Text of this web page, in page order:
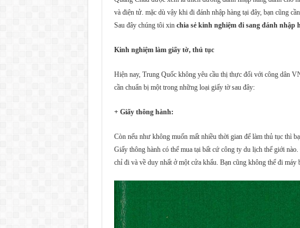
và điện tử. mặc dù vậy khi đi đánh nhập hàng tại đây, bạn cũng
Sau đây chúng tôi xin chia sẻ kinh nghiệm đi sang đánh nhập
Kinh nghiệm làm giấy tờ, thủ tục
Hiện nay, Trung Quốc không yêu cầu thị thực đối với công dân
cần chuẩn bị một trong những loại giấy tờ sau đây:
+ Giấy thông hành:
Còn nếu như không muốn mất nhiều thời gian để làm thủ tục thì
Giấy thông hành có thể mua tại bất cứ công ty du lịch thế giới
chỉ đi và về duy nhất ở một cửa khẩu. Bạn cũng không thể đi máy